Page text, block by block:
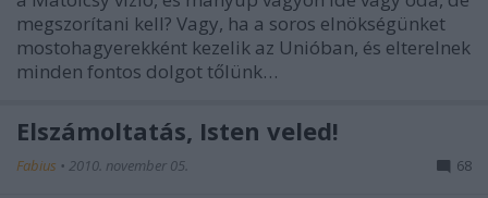
megszorítani kell? Vagy, ha a soros elnökségünket
mostohagyerekként kezelik az Unióban, és elterelnek
minden fontos dolgot tőlünk…
Elszámoltatás, Isten veled!
Fabius • 2010. november 05. 68